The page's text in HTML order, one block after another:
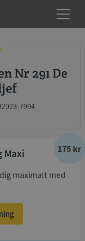
7994
175 kr
Maxi
maximalt med